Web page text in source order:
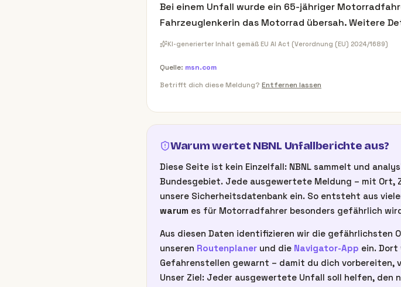
Bei einem Unfall wurde ein 65-jähriger
Fahrzeuglenkerin das Motorrad übersah. Weitere
KI-generierter Inhalt gemäß EU AI Act (Verordnung (EU) 2024/1689)
Quelle: msn.com
Betrifft dich diese Meldung? Entfernen lassen
Warum wertet NBNL Unfallberichte aus?
Diese Seite ist kein Einzelfall: NBNL sammelt und
Bundesgebiet. Jede ausgewertete Meldung – mit
unsere Sicherheitsdatenbank ein. So entsteht aus
warum es für Motorradfahrer besonders gefährlich
Aus diesen Daten identifizieren wir die gefährlichsten
unseren Routenplaner und die Navigator-App ein.
Gefahrenstellen gewarnt – damit du dich vorbereiten,
Unser Ziel: Jeder ausgewertete Unfall soll helfen, den